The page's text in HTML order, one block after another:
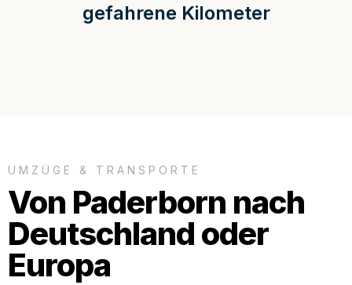
gefahrene Kilometer
UMZÜGE & TRANSPORTE
Von Paderborn nach
Deutschland oder
Europa